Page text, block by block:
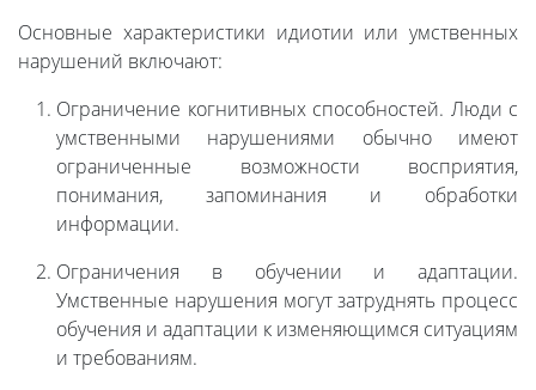
Основные характеристики идиотии или умственных
нарушений включают:
Ограничение когнитивных способностей. Люди с
умственными нарушениями обычно имеют
ограниченные возможности восприятия,
понимания, запоминания и обработки
информации.
Ограничения в обучении и адаптации.
Умственные нарушения могут затруднять процесс
обучения и адаптации к изменяющимся ситуациям
и требованиям.